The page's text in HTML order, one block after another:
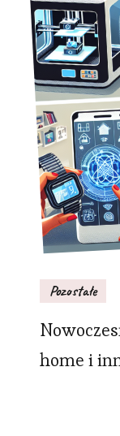
Pozostałe
home i